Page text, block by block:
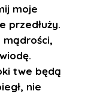
moje
przedłuży.
mądrości,
twe będą
nie